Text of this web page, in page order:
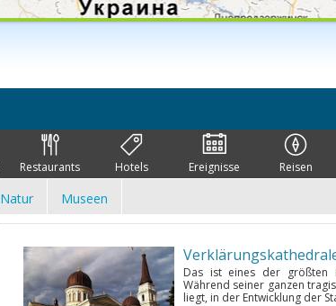
Restaurants Hotels Ereignisse Reisen
Natur Museen
Das ist eines der größten
Während seiner ganzen
liegt, in der Entwicklung der